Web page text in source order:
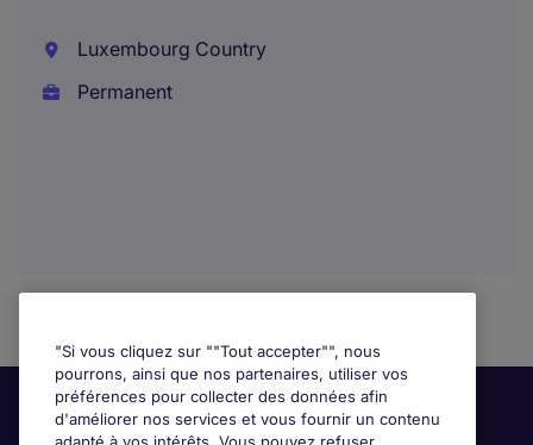
Luxembourg Country
Permanent
"Si vous cliquez sur ""Tout accepter"", nous
pourrons, ainsi que nos partenaires, utiliser vos
préférences pour collecter des données afin
d'améliorer nos services et vous fournir un contenu